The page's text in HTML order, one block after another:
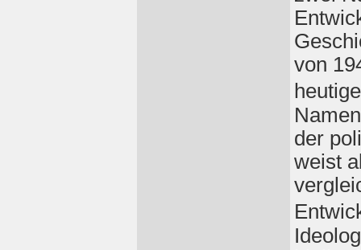
von
der
weist